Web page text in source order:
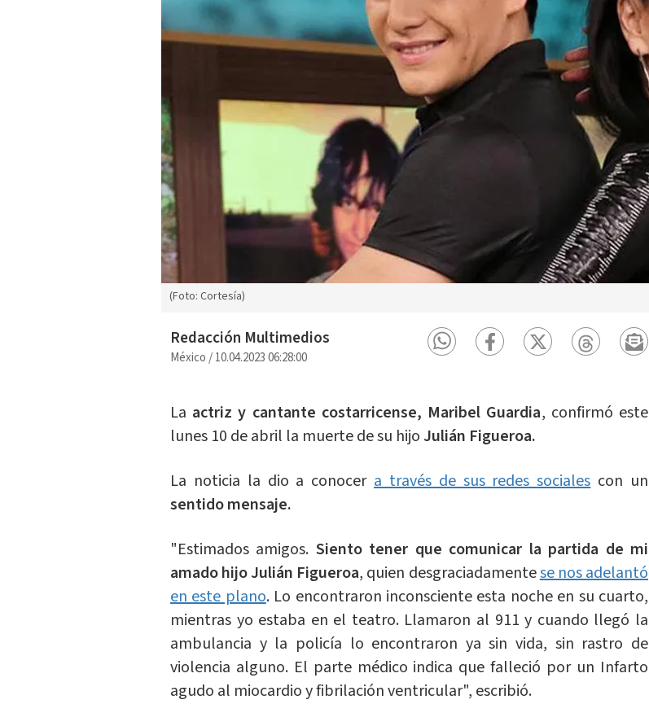
(Foto: Cortesía)
Redacción Multimedios
México/10.04.2023 06:28:00
La actriz y cantante costarricense, Maribel Guardia, confirmó este
lunes 10 de abril la muerte de su hijo Julián Figueroa.
La noticia la dio a conocera través de sus redes socialescon un
sentido mensaje.
"Estimados amigos. Siento tener que comunicar la partida de mi
amado hijo Julián Figueroa, quien desgraciadamentese nos adelantó
en este plano. Lo encontraron inconsciente esta noche en su cuarto,
mientras yo estaba en el teatro. Llamaron al 911 y cuando llegó la
ambulancia y la policía lo encontraron ya sin vida, sin rastro de
violencia alguno. El parte médico indica que falleció por un Infarto
agudo al miocardio y fibrilación ventricular", escribió.